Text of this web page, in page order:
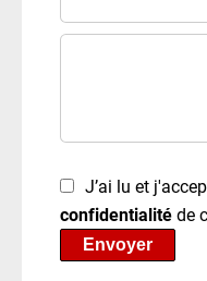
J’ai lu et
confidentialitéde
Envoyer